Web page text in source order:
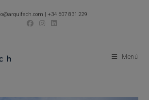
| +34 607 831 229
Menú